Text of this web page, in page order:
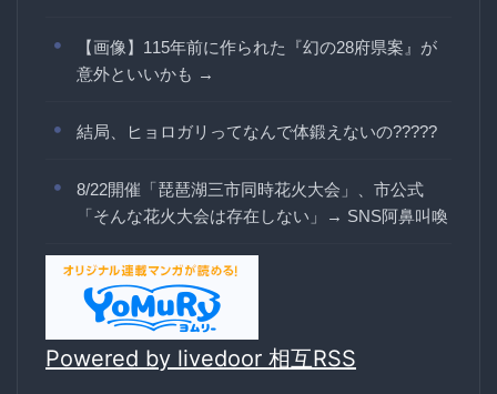
【画像】115年前に作られた『幻の28府県案』が
意外といいかも →
結局、ヒョロガリってなんで体鍛えないの?????
8/22開催「琵琶湖三市同時花火大会」、市公式
「そんな花火大会は存在しない」→ SNS阿鼻叫喚
Powered by livedoor 相互RSS